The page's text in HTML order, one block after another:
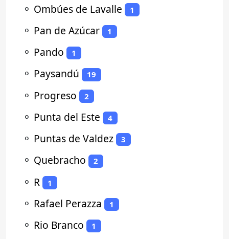
⚬ Ombúes de Lavalle 1
⚬ Pan de Azúcar 1
⚬ Pando 1
⚬ Paysandú 19
⚬ Progreso 2
⚬ Punta del Este 4
⚬ Puntas de Valdez 3
⚬ Quebracho 2
⚬ R 1
⚬ Rafael Perazza 1
⚬ Rio Branco 1